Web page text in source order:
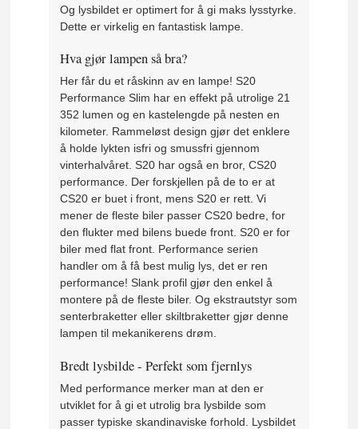
Og lysbildet er optimert for å gi maks lysstyrke.
Dette er virkelig en fantastisk lampe.
Hva gjør lampen så bra?
Her får du et råskinn av en lampe! S20
Performance Slim har en effekt på utrolige 21
352 lumen og en kastelengde på nesten en
kilometer. Rammeløst design gjør det enklere
å holde lykten isfri og smussfri gjennom
vinterhalvåret. S20 har også en bror, CS20
performance. Der forskjellen på de to er at
CS20 er buet i front, mens S20 er rett. Vi
mener de fleste biler passer CS20 bedre, for
den flukter med bilens buede front. S20 er for
biler med flat front. Performance serien
handler om å få best mulig lys, det er ren
performance! Slank profil gjør den enkel å
montere på de fleste biler. Og ekstrautstyr som
senterbraketter eller skiltbraketter gjør denne
lampen til mekanikerens drøm.
Bredt lysbilde - Perfekt som fjernlys
Med performance merker man at den er
utviklet for å gi et utrolig bra lysbilde som
passer typiske skandinaviske forhold. Lysbildet